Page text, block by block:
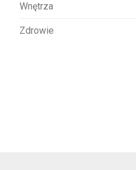
Wnętrza
Zdrowie